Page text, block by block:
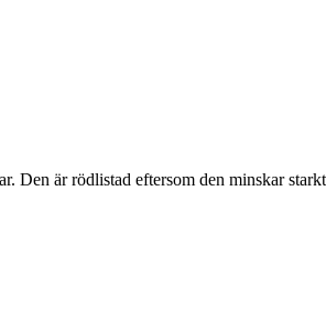
är rödlistad eftersom den minskar